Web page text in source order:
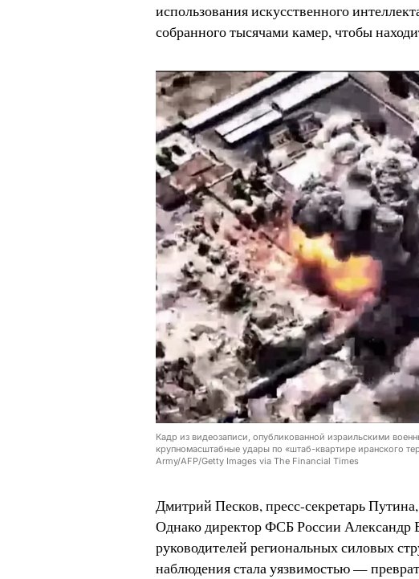
использования искусственного
собранного тысячами камер, чтобы
Кадр из видеозаписи, опубликованной израильскими
крупномасштабные удары по «штаб-квартире иранского
Army/AFP/Getty Images via The Financial Times
Дмитрий Песков, пресс-секретарь
Однако директор ФСБ России Александр
руководителей региональных силовых
наблюдения стала уязвимостью —